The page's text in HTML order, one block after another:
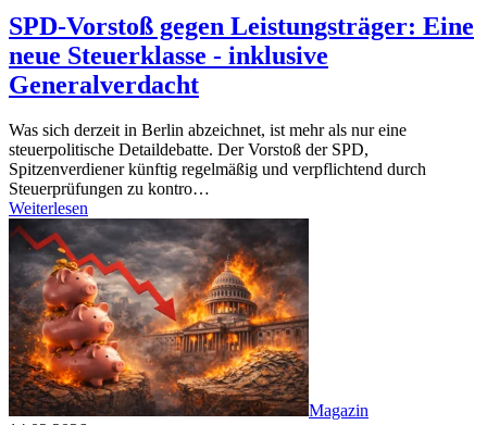
SPD-Vorstoß gegen Leistungsträger: Eine
neue Steuerklasse - inklusive
Generalverdacht
Was sich derzeit in Berlin abzeichnet, ist mehr als nur eine
steuerpolitische Detaildebatte. Der Vorstoß der SPD,
Spitzenverdiener künftig regelmäßig und verpflichtend durch
Steuerprüfungen zu kontro…
Weiterlesen
Magazin